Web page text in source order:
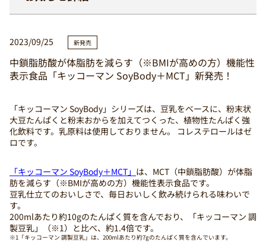
2023/09/25 新発売
中鎖脂肪酸が体脂肪を減らす（※BMIが高めの方）機能性
表示食品「キッコーマン SoyBody＋MCT」新発売！
「キッコーマン SoyBody」シリーズは、豆乳をベースに、粉末状
大豆たんぱくと粉末おからを加えてつくった、植物性たんぱく強
化飲料です。乳原料は使用しておりません。 コレステロールはゼ
ロです。
「キッコーマン SoyBody＋MCT」 は、MCT（中鎖脂肪酸）が体脂
肪を減らす（※BMIが高めの方）機能性表示食品です。
豆乳仕立てのおいしさで、毎日おいしく飲み続けられる味わいで
す。
200mlあたり約10gのたんぱく質を含んでおり、「キッコーマン 調
製豆乳」（※1）と比べ、約1.4倍です。
※1「キッコーマン 調製豆乳」は、200mlあたり約7gのたんぱく質を含んでいます。